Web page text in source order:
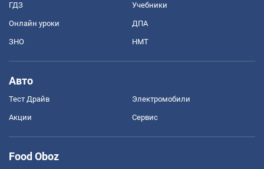
ГДЗ Учебники
Онлайн уроки ДПА
ЗНО НМТ
Авто
Тест Драйв Электромобили
Акции Сервис
Food Oboz